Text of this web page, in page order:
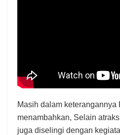
Masih dalam keterangannya
menambahkan, Selain
juga diselingi dengan